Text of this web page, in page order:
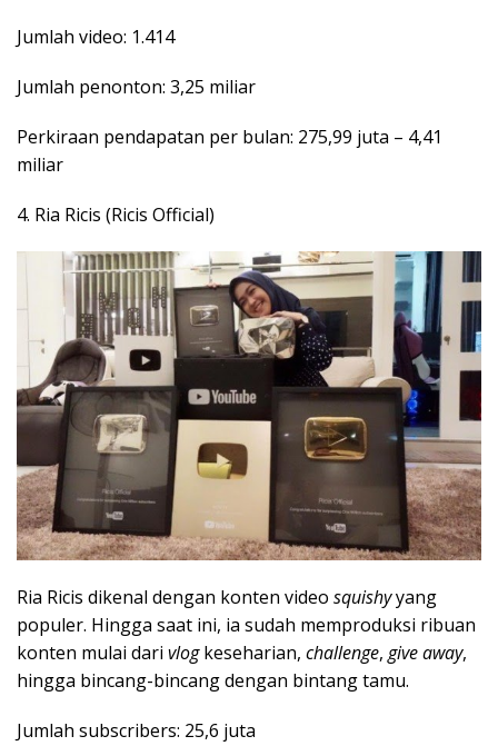
Jumlah video: 1.414
Jumlah penonton: 3,25 miliar
Perkiraan pendapatan per bulan: 275,99 juta – 4,41
miliar
4. Ria Ricis (Ricis Official)
Ria Ricis dikenal dengan konten video squishyyang
populer. Hingga saat ini, ia sudah memproduksi ribuan
konten mulai dari vlogkeseharian, challenge, give away,
hingga bincang-bincang dengan bintang tamu.
Jumlah subscribers: 25,6 juta